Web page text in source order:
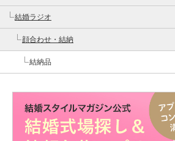
結婚ラジオ
顔合わせ・結納
結納品